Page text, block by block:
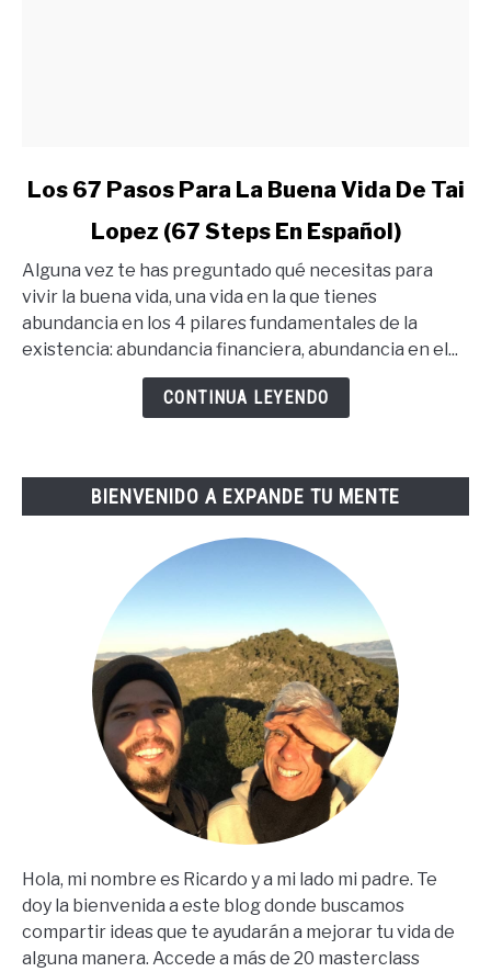
link
67
Pasos
Para
Steps
Los 67 Pasos Para La Buena Vida De Tai
Lopez (67 Steps En Español)
Alguna vez te has preguntado qué necesitas para
vivir la buena vida, una vida en la que tienes
abundancia en los 4 pilares fundamentales de la
existencia: abundancia financiera, abundancia en el...
CONTINUA LEYENDO
BIENVENIDO A EXPANDE TU MENTE
Hola, mi nombre es Ricardo y a mi lado mi padre. Te
doy la bienvenida a este blog donde buscamos
compartir ideas que te ayudarán a mejorar tu vida de
alguna manera. Accede a más de 20 masterclass